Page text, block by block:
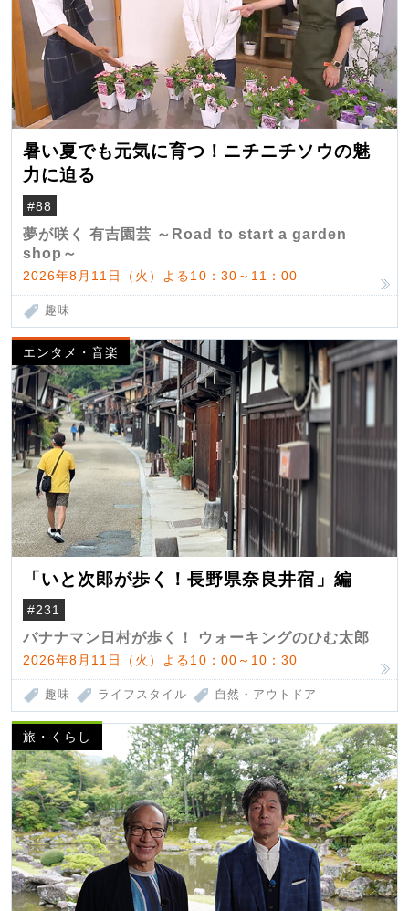
暑い夏でも元気に育つ！ニチニチソウの魅
力に迫る
#88
夢が咲く 有吉園芸 ～Road to start a garden
shop～
2026年8月11日（火）よる10：30～11：00
趣味
エンタメ・音楽
「いと次郎が歩く！長野県奈良井宿」編
#231
バナナマン日村が歩く！ ウォーキングのひむ太郎
2026年8月11日（火）よる10：00～10：30
趣味 ライフスタイル 自然・アウトドア
旅・くらし